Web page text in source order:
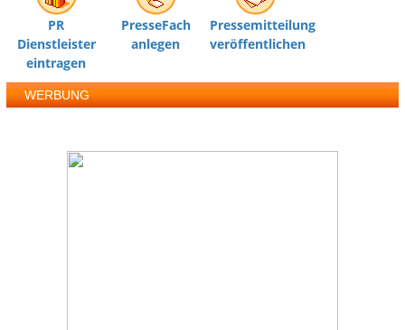
PR
Dienstleister
eintragen
PresseFach
anlegen
Pressemitteilung
veröffentlichen
WERBUNG